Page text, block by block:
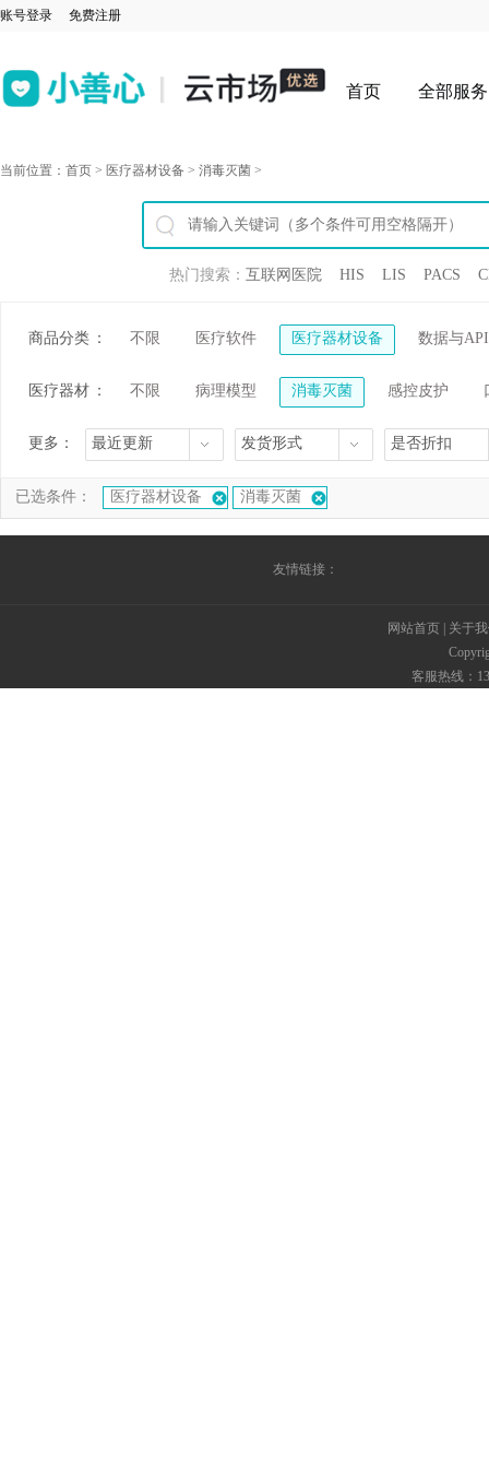
账号登录 免费注册
首页 全部服务
当前位置： 首页 > 医疗器材设备 > 消毒灭菌 >
热门搜索： 互联网医院 HIS LIS PACS
商品分类 ： 不限 医疗软件 医疗器材设备 数据与API
医疗器材 ： 不限 病理模型 消毒灭菌 感控皮护
更多： 最近更新 发货形式 是否折扣
已选条件： 医疗器材设备 消毒灭菌
友情链接：
网站首页
关于
客服热线：